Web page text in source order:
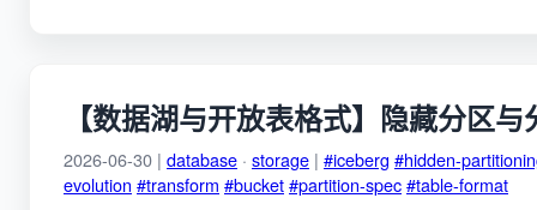
【数据湖与开放表格式】隐藏分区
2026-06-30 | database · storage | #iceberg #hidden-
evolution #transform #bucket#partition-spec#table-format